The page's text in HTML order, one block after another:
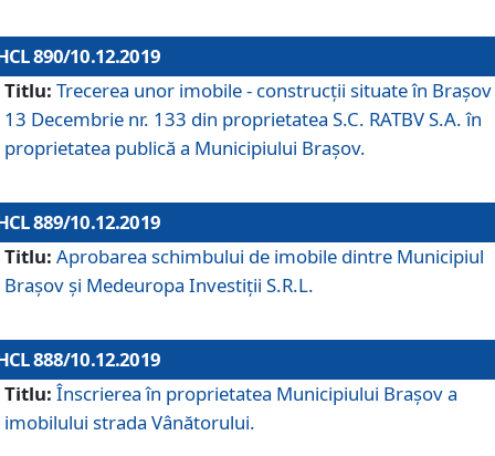
890/10.12.2019
Titlu: Trecerea unor imobile - construcții situate în Brașov
13 Decembrie nr. 133 din proprietatea S.C. RATBV S.A. în
proprietatea publică a Municipiului Brașov.
889/10.12.2019
Titlu: Aprobarea schimbului de imobile dintre Municipiul
Brașov și Medeuropa Investiții S.R.L.
888/10.12.2019
Titlu: Înscrierea în proprietatea Municipiului Braşov a
imobilului strada Vânătorului.